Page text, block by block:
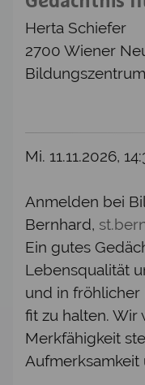
Herta Schiefer
2700 Wiener
Mi. 11.11.2026,
Anmelden bei
Bernhard,
Ein gutes
Lebensqualität
und in fröhlicher
fit zu halten. Wir
Merkfähigkeit
Aufmerksamkeit